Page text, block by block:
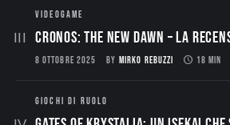
VIDEOGAME
CRONOS: THE NEW DAWN – La
8 OTTOBRE 2025 BY MIRKO REBUZZI 18 MIN
GIOCHI DI RUOLO